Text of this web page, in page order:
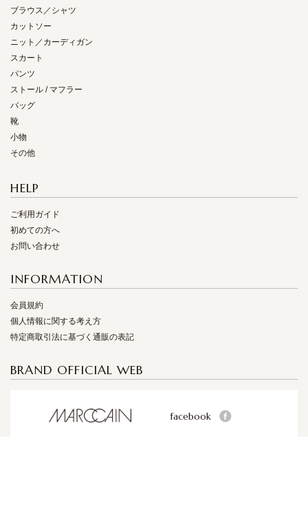
ブラウス／シャツ
カットソー
ニット／カーディガン
スカート
パンツ
ストール / マフラー
バッグ
靴
小物
その他
HELP
ご利用ガイド
初めての方へ
お問い合わせ
INFORMATION
会員規約
個人情報に関する考え方
特定商取引法に基づく通販の表記
BRAND OFFICIAL WEB
facebook